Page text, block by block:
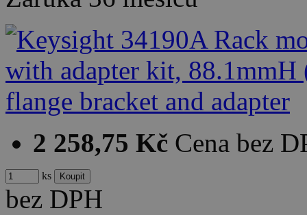
2 258,75 Kč Cena bez
ks
bez DPH